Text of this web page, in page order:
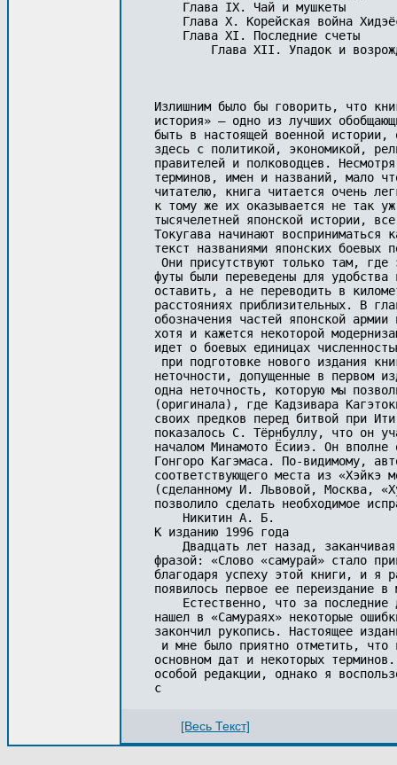
    Глава IX. Чай и мушкеты
Глава X. Корейская война
    Глава XI. Последние счеты
Глава XII. Упадок и
Излишним было бы говорить, что
история» – одно из лучших
быть в настоящей военной
здесь с политикой, экономикой,
правителей и полководцев.
терминов, имен и названий, мало
читателю, книга читается очень
к тому же их оказывается не так
тысячелетней японской истории,
Токугава начинают
текст названиями японских
Они присутствуют только там,
футы были переведены для
оставить, а не переводить в
расстояниях приблизительных. В
обозначения частей японской
хотя и кажется некоторой
идет о боевых единицах
при подготовке нового издания
неточности, допущенные в первом
одна неточность, которую мы
(оригинала), где Кадзивара
своих предков перед битвой при
показалось С. Тёрнбуллу, что он
началом Минамото Ёсииэ. Он
Гонгоро Кагэмаса. По-видимому,
соответствующего места из «Хэйкэ
(сделанному И. Львовой, Москва,
позволило сделать необходимое
    Никитин А. Б.
К изданию 1996 года
Двадцать лет назад,
фразой: «Слово «самурай» стало
благодаря успеху этой книги, и я
появилось первое ее переиздание
Естественно, что за
нашел в «Самураях» некоторые
закончил рукопись. Настоящее
и мне было приятно отметить, что
основном дат и некоторых
особой редакции, однако я
с
[Весь Текст]